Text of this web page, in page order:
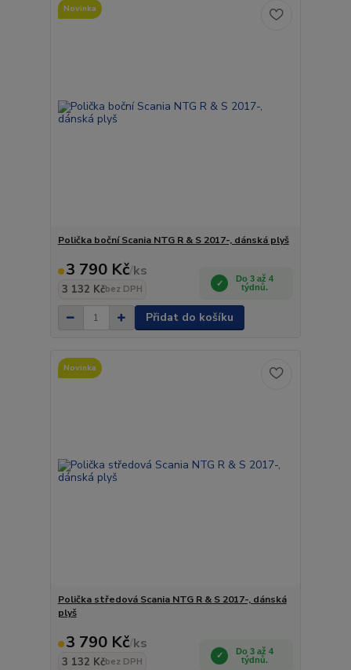
Novinka
Polička boční Scania NTG R & S 2017-, dánská plyš
3 790 Kč/ks
3 132 Kčbez DPH
Do 3 až 4
týdnů.
Přidat do košíku
Novinka
Polička středová Scania NTG R & S 2017-, dánská
plyš
3 790 Kč/ks
3 132 Kčbez DPH
Do 3 až 4
týdnů.